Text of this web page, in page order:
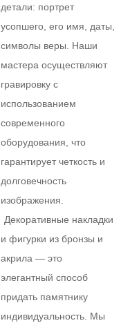
детали: портрет
усопшего, его имя, даты,
символы веры. Наши
мастера осуществляют
гравировку с
использованием
современного
оборудования, что
гарантирует четкость и
долговечность
изображения.
Декоративные накладки
и фигурки из бронзы и
акрила — это
элегантный способ
придать памятнику
индивидуальность. Мы